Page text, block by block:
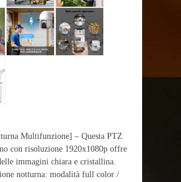
Multifunzione] – Questa PTZ
con risoluzione 1920x1080p offre
immagini chiara e cristallina.
notturna: modalità full color /